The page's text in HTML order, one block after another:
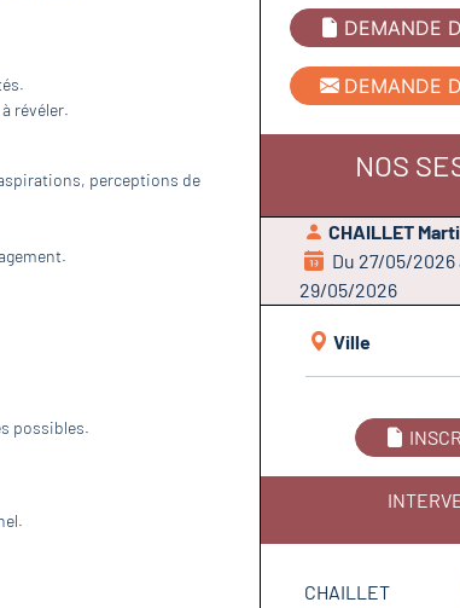
révéler.
perceptions de
possibles.
DEMANDE
DEMANDE
NOS
CHAILLET
Du 27/05/2026
29/05/2026
Ville
CHAILLET